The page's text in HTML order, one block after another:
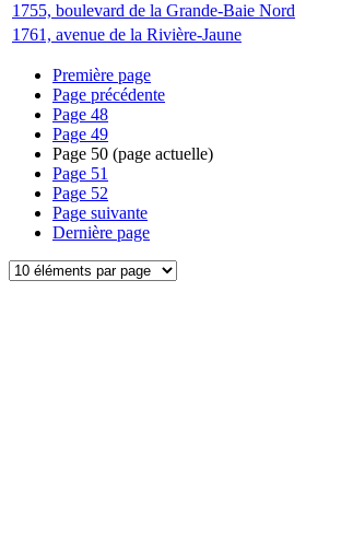
1755, boulevard de la Grande-Baie Nord
1761, avenue de la Rivière-Jaune
Première page
Page précédente
Page 48
Page 49
Page 50 (page actuelle)
Page 51
Page 52
Page suivante
Dernière page